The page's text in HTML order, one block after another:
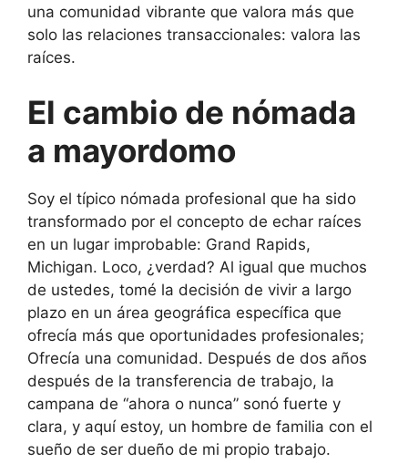
una comunidad vibrante que valora más que
solo las relaciones transaccionales: valora las
raíces.
El cambio de nómada
a mayordomo
Soy el típico nómada profesional que ha sido
transformado por el concepto de echar raíces
en un lugar improbable: Grand Rapids,
Michigan. Loco, ¿verdad? Al igual que muchos
de ustedes, tomé la decisión de vivir a largo
plazo en un área geográfica específica que
ofrecía más que oportunidades profesionales;
Ofrecía una comunidad. Después de dos años
después de la transferencia de trabajo, la
campana de “ahora o nunca” sonó fuerte y
clara, y aquí estoy, un hombre de familia con el
sueño de ser dueño de mi propio trabajo.